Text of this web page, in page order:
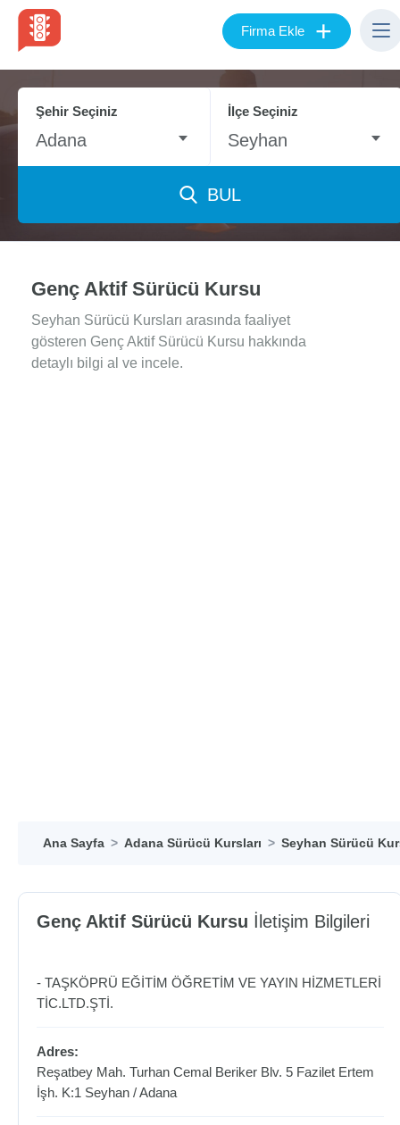
Firma Ekle +
Şehir Seçiniz
Adana
İlçe Seçiniz
Seyhan
BUL
Genç Aktif Sürücü Kursu
Seyhan Sürücü Kursları arasında faaliyet
gösteren Genç Aktif Sürücü Kursu hakkında
detaylı bilgi al ve incele.
Ana Sayfa Adana Sürücü Kursları Seyhan Sürücü
Genç Aktif Sürücü Kursu İletişim Bilgileri
- TAŞKÖPRÜ EĞİTİM ÖĞRETİM VE YAYIN HİZMETLERİ
TİC.LTD.ŞTİ.
Adres:
Reşatbey Mah. Turhan Cemal Beriker Blv. 5 Fazilet Ertem
İşh. K:1 Seyhan /Adana